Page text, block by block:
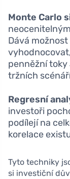
Monte Carlo
Dává
penněžní
tržních
Regresní
investoři
podílejí na
korelace
Tyto techniky
si investiční